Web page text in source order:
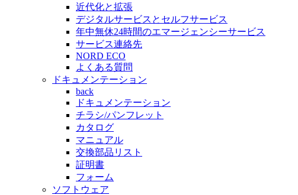
近代化と拡張
デジタルサービスとセルフサービス
年中無休24時間のエマージェンシーサービス
サービス連絡先
NORD ECO
よくある質問
ドキュメンテーション
back
ドキュメンテーション
チラシ/パンフレット
カタログ
マニュアル
交換部品リスト
証明書
フォーム
ソフトウェア